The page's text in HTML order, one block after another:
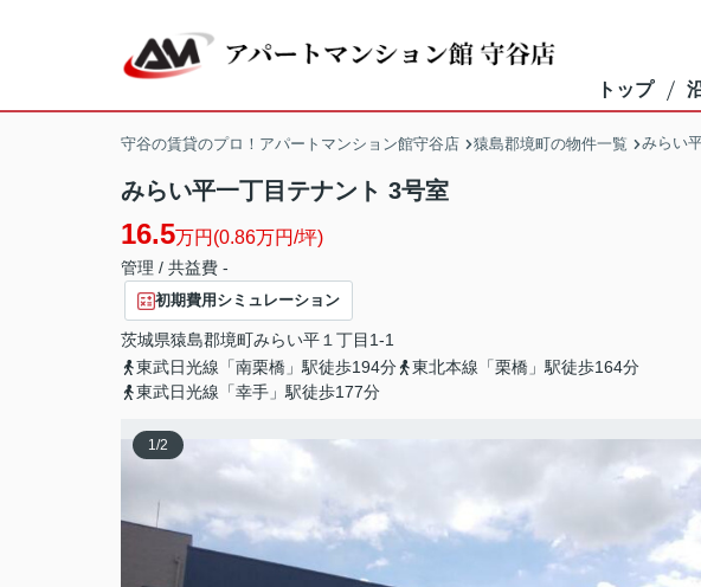
トップ
守谷の賃貸のプロ！アパートマンション館守谷店 猿島郡境町の物件一覧 みらい
みらい平一丁目テナント 3号室
16.5万円(0.86万円/坪)
管理 / 共益費 -
初期費用シミュレーション
茨城県猿島郡境町みらい平 １丁目1-1
東武日光線「南栗橋」駅徒歩194分
東北本線「栗橋」駅徒歩164分
東武日光線「幸手」駅徒歩177分
1/2